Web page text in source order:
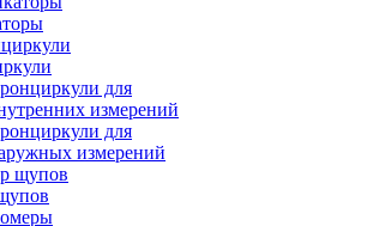
для
измерений
для
измерений